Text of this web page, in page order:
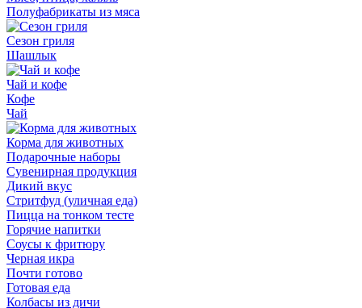
Полуфабрикаты из мяса
Сезон гриля
Шашлык
Чай и кофе
Кофе
Чай
Корма для животных
Подарочные наборы
Сувенирная продукция
Дикий вкус
Стритфуд (уличная еда)
Пицца на тонком тесте
Горячие напитки
Соусы к фритюру
Черная икра
Почти готово
Готовая еда
Колбасы из дичи